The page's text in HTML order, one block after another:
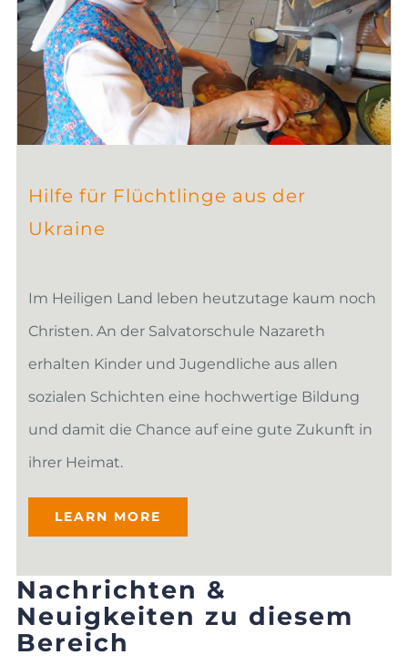
Ukraine
Hilfe für Flüchtlinge aus der
Ukraine
Im Heiligen Land leben heutzutage kaum noch
Christen. An der Salvatorschule Nazareth
erhalten Kinder und Jugendliche aus allen
sozialen Schichten eine hochwertige Bildung
und damit die Chance auf eine gute Zukunft in
ihrer Heimat.
LEARN MORE
Nachrichten &
Neuigkeiten zu diesem
Bereich